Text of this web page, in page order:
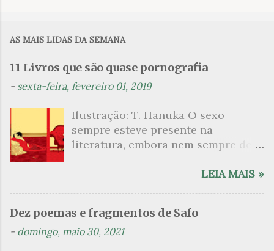
n
t
i
o
AS MAIS LIDAS DA SEMANA
11 Livros que são quase pornografia
- sexta-feira, fevereiro 01, 2019
Ilustração: T. Hanuka O sexo
sempre esteve presente na
literatura, embora nem sempre de
que mergulharam em sua própria
psicanalítico e findaram por revelar
a partir dessa intimidade o lado
LEIA MAIS »
Dez poemas e fragmentos de Safo
- domingo, maio 30, 2021